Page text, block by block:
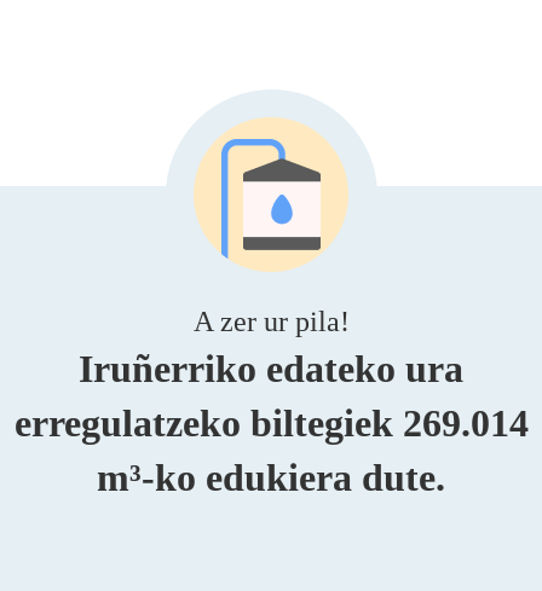
A zer ur pila!
Iruñerriko edateko ura
erregulatzeko biltegiek 269.014
m³-ko edukiera dute.